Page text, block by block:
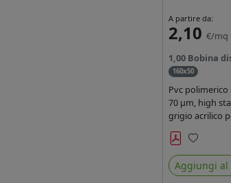
A partire da:
2,10 €/mq
1,00 Bobina
160x50
Pvc
70 µm, high
grigio acrilico
durata 5-7
con inchiostri
ecosolvente,
Preferiti
Aggiungi al